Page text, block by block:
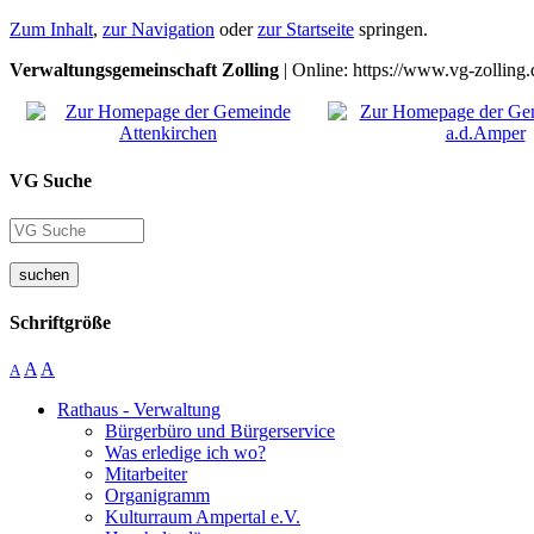
Zum Inhalt, zur Navigation oderzur Startseite springen.
Verwaltungsgemeinschaft Zolling | Online: https://www.vg-
VG Suche
suchen
Schriftgröße
A A A
Rathaus - Verwaltung
Bürgerbüro und Bürgerservice
Was erledige ich wo?
Mitarbeiter
Organigramm
Kulturraum Ampertal e.V.